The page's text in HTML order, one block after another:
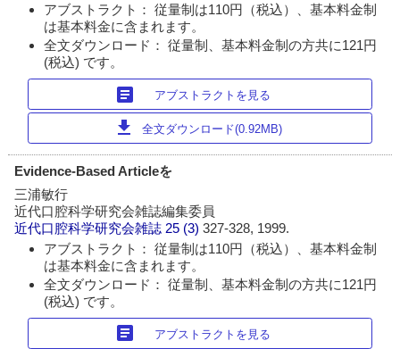
アブストラクト： 従量制は110円（税込）、基本料金制
は基本料金に含まれます。
全文ダウンロード： 従量制、基本料金制の方共に121円
(税込) です。
article アブストラクトを見る
download 全文ダウンロード(0.92MB)
Evidence-Based Articleを
三浦敏行
近代口腔科学研究会雑誌編集委員
近代口腔科学研究会雑誌 25 (3)327-328, 1999.
アブストラクト： 従量制は110円（税込）、基本料金制
は基本料金に含まれます。
全文ダウンロード： 従量制、基本料金制の方共に121円
(税込) です。
article アブストラクトを見る